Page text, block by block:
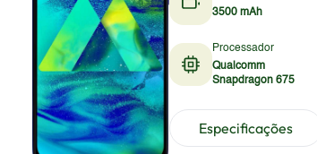
3500 mAh
Processador
Qualcomm
Snapdragon 675
Especificações